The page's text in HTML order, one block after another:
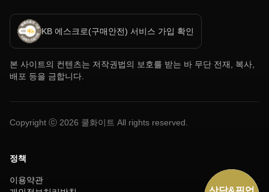
KB 에스크로(구매안전) 서비스 가입 확인
본 사이트의 컨텐츠는 저작권법의 보호를 받는 바 무단 전재, 복사,
배포 등을 금합니다.
Copyright ⓒ 2026 쿨화이트 All rights reserved.
정책
이용약관